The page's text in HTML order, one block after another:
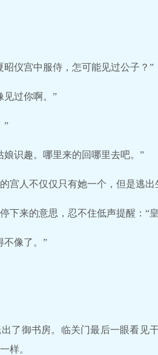
仪宫中服侍，怎可能见过公子？”
见过你啊。”
”
识趣。哪里来的回哪里去吧。”
宫人不仅仅只有她一个，但是逃
下来的意思，忍不住低声提醒：
不像了。”
了御书房。临关门最后一眼看见
样。